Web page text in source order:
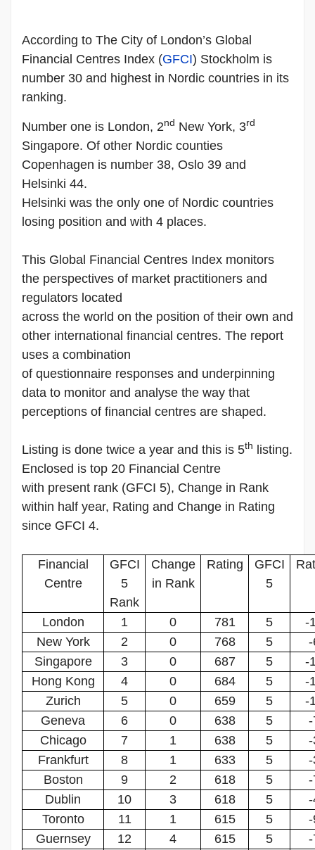
According to The City of London’s Global
Financial Centres Index (GFCI) Stockholm is
number 30 and highest in Nordic countries in its
ranking.
Number one is London, 2nd New York, 3rd
Singapore. Of other Nordic counties
Copenhagen is number 38, Oslo 39 and
Helsinki 44.
Helsinki was the only one of Nordic countries
losing position and with 4 places.
This Global Financial Centres Index monitors
the perspectives of market practitioners and
regulators located
across the world on the position of their own and
other international financial centres. The report
uses a combination
of questionnaire responses and underpinning
data to monitor and analyse the way that
perceptions of financial centres are shaped.
Listing is done twice a year and this is 5th listing.
Enclosed is top 20 Financial Centre
with present rank (GFCI 5), Change in Rank
within half year, Rating and Change in Rating
since GFCI 4.
Financial
Centre
GFCI
5
Rank
Change
in Rank
Rating
GFCI
5
London 1 0 781 5
-
New York
2 0 768 5
-
Singapore
3 0 687 5
-
Hong Kong
4 0 684 5
-
Zurich
5 0 659 5
-
Geneva
6 0 638 5
-
Chicago
7 1 638 5
-
Frankfurt
8 1 633 5
-
Boston
9 2 618 5
-
Dublin
10 3 618 5
-
Toronto
11 1 615 5
-
Guernsey
12 4 615 5 -